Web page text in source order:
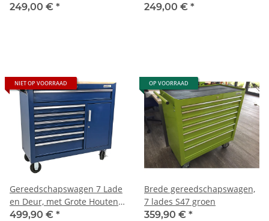
249,00 € *
249,00 € *
NIET OP VOORRAAD
Gereedschapswagen 7 Lade
en Deur, met Grote Houten
Blad
499,90 € *
OP VOORRAAD
Brede gereedschapswagen,
7 lades S47 groen
359,90 € *